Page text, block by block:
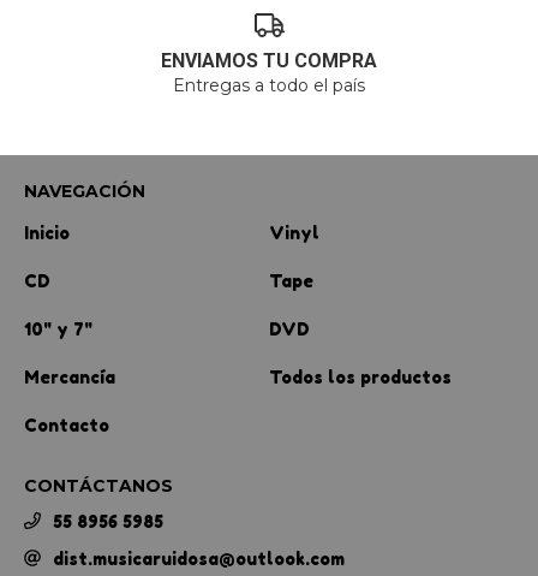
ENVIAMOS TU COMPRA
Entregas a todo el país
NAVEGACIÓN
Inicio Vinyl
CD Tape
10" y 7" DVD
Mercancía Todos los productos
Contacto
CONTÁCTANOS
55 8956 5985
dist.musicaruidosa@outlook.com